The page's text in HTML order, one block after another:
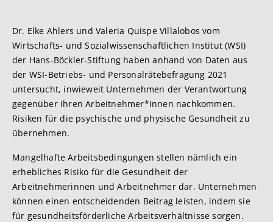
Dr. Elke Ahlers und Valeria Quispe Villalobos vom
Wirtschafts- und Sozialwissenschaftlichen Institut (WSI)
der Hans-Böckler-Stiftung haben anhand von Daten aus
der WSI-Betriebs- und Personalrätebefragung 2021
untersucht, inwieweit Unternehmen der Verantwortung
gegenüber ihren Arbeitnehmer*innen nachkommen.
Risiken für die psychische und physische Gesundheit zu
übernehmen.
Mangelhafte Arbeitsbedingungen stellen nämlich ein
erhebliches Risiko für die Gesundheit der
Arbeitnehmerinnen und Arbeitnehmer dar. Unternehmen
können einen entscheidenden Beitrag leisten, indem sie
für gesundheitsförderliche Arbeitsverhältnisse sorgen.